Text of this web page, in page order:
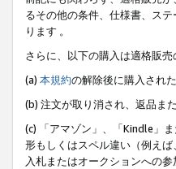
るその他の条件、仕様書、ス
ります 。
さらに、以下の購入は適格販
(a) 本規約の解除後に購入された
(b) 注文が取り消され、返品ま
(c) 「アマゾン」、「Kindle」
形もしくはスペル違い（例え
入札またはオークションへの